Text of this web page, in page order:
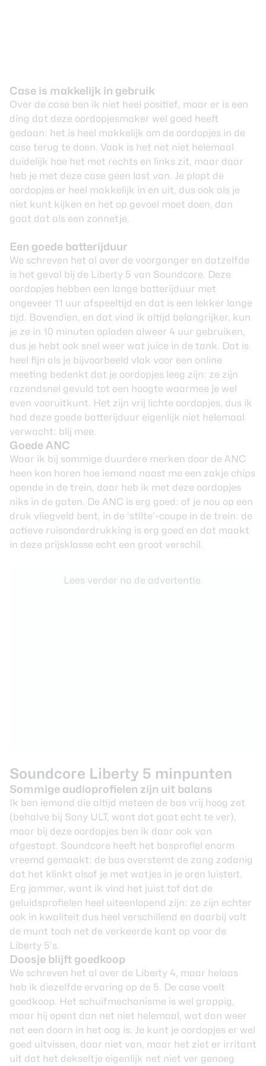
Case is makkelijk in gebruik
Over de case ben ik niet heel positief, maar er is een
ding dat deze oordopjesmaker wel goed heeft
gedaan: het is heel makkelijk om de oordopjes in de
case terug te doen. Vaak is het net niet helemaal
duidelijk hoe het met rechts en links zit, maar daar
heb je met deze case geen last van. Je plopt de
oordopjes er heel makkelijk in en uit, dus ook als je
niet kunt kijken en het op gevoel moet doen, dan
gaat dat als een zonnetje.
Een goede batterijduur
We schreven het al over de voorganger en datzelfde
is het geval bij de Liberty 5 van Soundcore. Deze
oordopjes hebben een lange batterijduur met
ongeveer 11 uur afspeeltijd en dat is een lekker lange
tijd. Bovendien, en dat vind ik altijd belangrijker, kun
je ze in 10 minuten opladen alweer 4 uur gebruiken,
dus je hebt ook snel weer wat juice in de tank. Dat is
heel fijn als je bijvoorbeeld vlak voor een online
meeting bedenkt dat je oordopjes leeg zijn: ze zijn
razendsnel gevuld tot een hoogte waarmee je wel
even vooruitkunt. Het zijn vrij lichte oordopjes, dus ik
had deze goede batterijduur eigenlijk niet helemaal
verwacht: blij mee.
Goede ANC
Waar ik bij sommige duurdere merken door de ANC
heen kon horen hoe iemand naast me een zakje chips
opende in de trein, daar heb ik met deze oordopjes
niks in de gaten. De ANC is erg goed: of je nou op een
druk vliegveld bent, in de ‘stilte’-coupe in de trein: de
actieve ruisonderdrukking is erg goed en dat maakt
in deze prijsklasse echt een groot verschil.
Lees verder na de advertentie.
Soundcore Liberty 5 minpunten
Sommige audioprofielen zijn uit balans
Ik ben iemand die altijd meteen de bas vrij hoog zet
(behalve bij Sony ULT, want dat gaat echt te ver),
maar bij deze oordopjes ben ik daar ook van
afgestapt. Soundcore heeft het basprofiel enorm
vreemd gemaakt: de bas overstemt de zang zodanig
dat het klinkt alsof je met watjes in je oren luistert.
Erg jammer, want ik vind het juist tof dat de
geluidsprofielen heel uiteenlopend zijn: ze zijn echter
ook in kwaliteit dus heel verschillend en daarbij valt
de munt toch net de verkeerde kant op voor de
Liberty 5’s.
Doosje blijft goedkoop
We schreven het al over de Liberty 4, maar helaas
heb ik diezelfde ervaring op de 5. De case voelt
goedkoop. Het schuifmechanisme is wel grappig,
maar hij opent dan net niet helemaal, wat dan weer
net een doorn in het oog is. Je kunt je oordopjes er wel
goed uitvissen, daar niet van, maar het ziet er irritant
uit dat het dekseltje eigenlijk net niet ver genoeg